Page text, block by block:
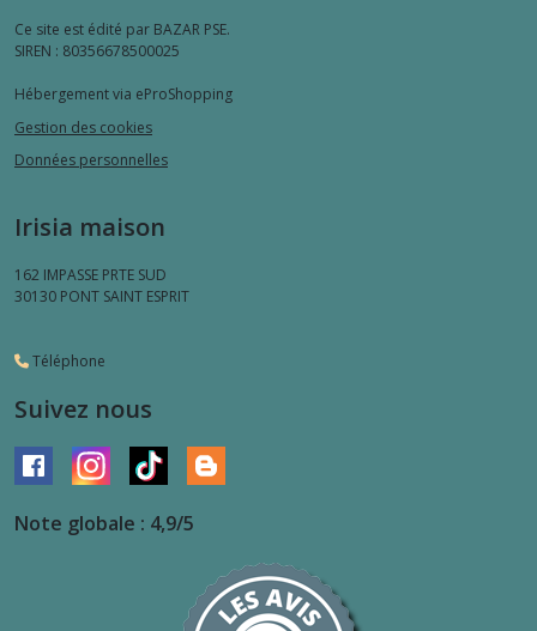
Ce site est édité par BAZAR PSE.
SIREN : 80356678500025
Hébergement via eProShopping
Gestion des cookies
Données personnelles
Irisia maison
162 IMPASSE PRTE SUD
30130 PONT SAINT ESPRIT
Téléphone
Suivez nous
Note globale : 4,9/5